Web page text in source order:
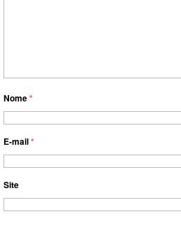
Nome*
E-mail*
Site